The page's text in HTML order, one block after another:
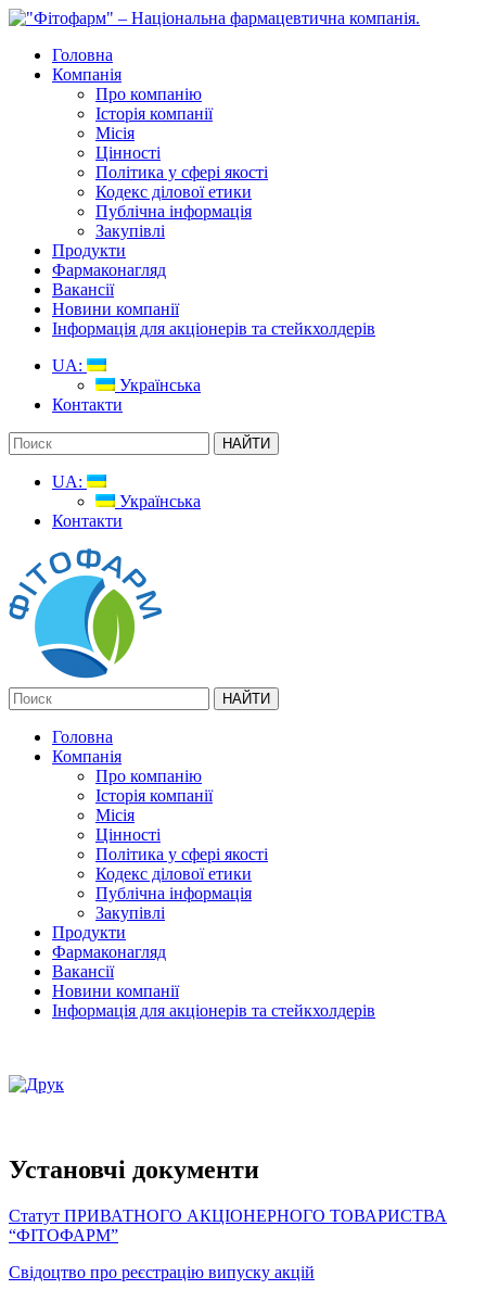
Головна
Компанія
Про компанію
Історія компанії
Місія
Цінності
Політика у сфері якості
Кодекс ділової етики
Публічна інформація
Закупівлі
Продукти
Фармаконагляд
Вакансії
Новини компанії
Інформація для акціонерів та стейкхолдерів
UA:
Українська
Контакти
UA:
Українська
Контакти
Головна
Компанія
Про компанію
Історія компанії
Місія
Цінності
Політика у сфері якості
Кодекс ділової етики
Публічна інформація
Закупівлі
Продукти
Фармаконагляд
Вакансії
Новини компанії
Інформація для акціонерів та стейкхолдерів
Установчі документи
Статут ПРИВАТНОГО АКЦІОНЕРНОГО ТОВАРИСТВА
“ФІТОФАРМ”
Свідоцтво про реєстрацію випуску акцій